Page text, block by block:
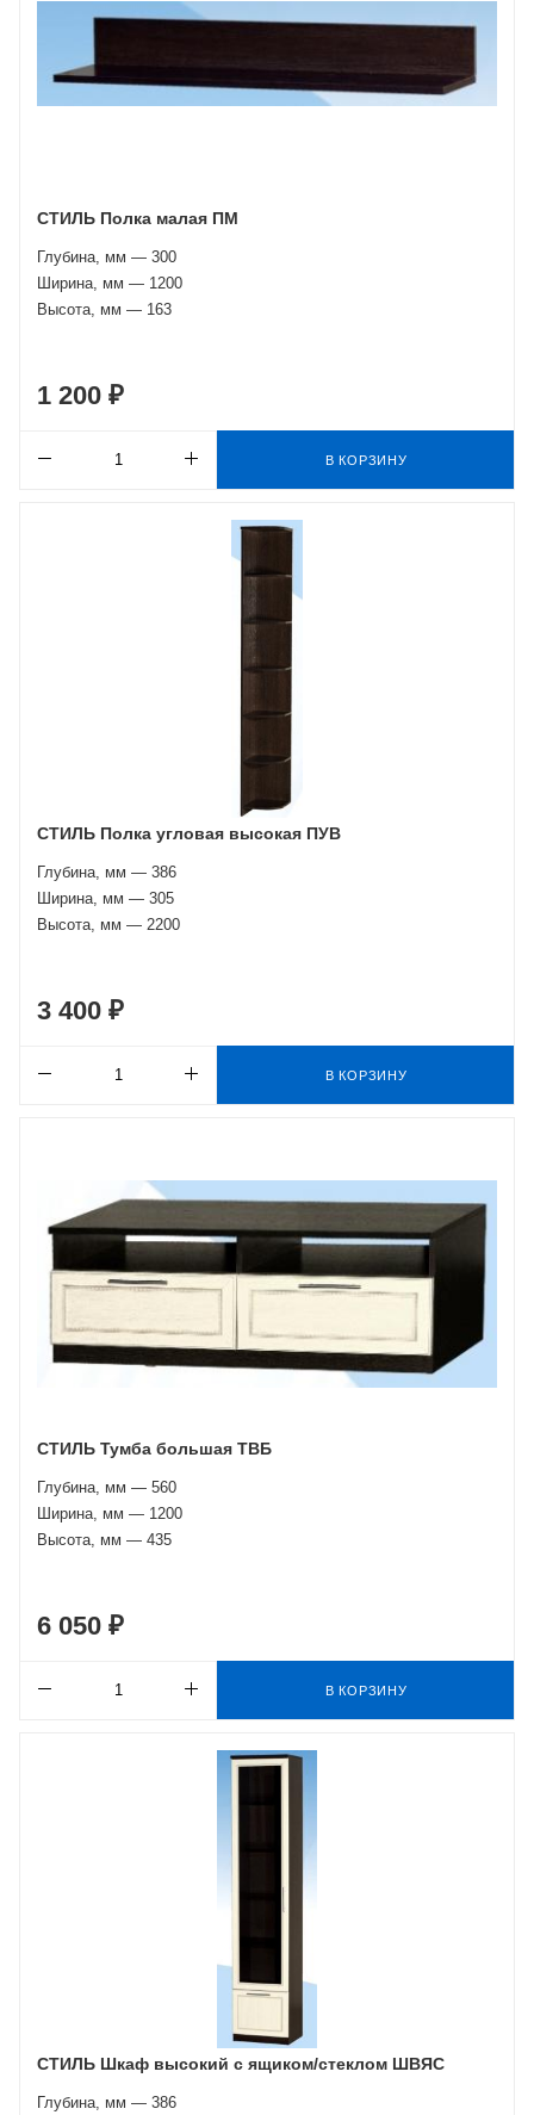
СТИЛЬ Полка малая ПМ
Глубина, мм — 300
Ширина, мм — 1200
Высота, мм — 163
1 200 ₽
В КОРЗИНУ
СТИЛЬ Полка угловая высокая ПУВ
Глубина, мм — 386
Ширина, мм — 305
Высота, мм — 2200
3 400 ₽
В КОРЗИНУ
СТИЛЬ Тумба большая ТВБ
Глубина, мм — 560
Ширина, мм — 1200
Высота, мм — 435
6 050 ₽
В КОРЗИНУ
СТИЛЬ Шкаф высокий с ящиком/стеклом ШВЯС
Глубина, мм — 386